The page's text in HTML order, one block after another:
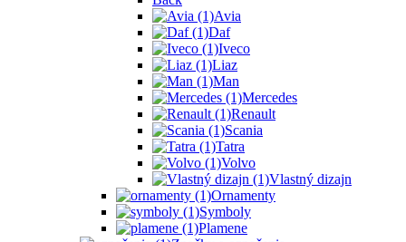
Avia
Daf
Iveco
Liaz
Man
Mercedes
Renault
Scania
Tatra
Volvo
Vlastný dizajn
Ornamenty
Symboly
Plamene